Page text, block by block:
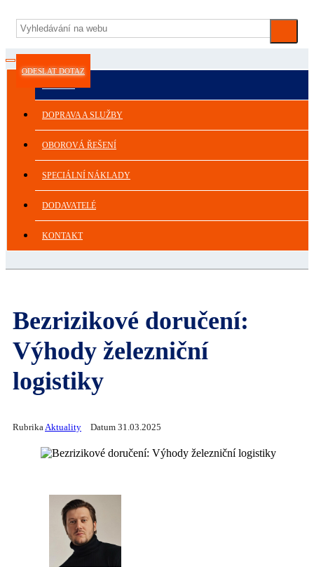
DOPRAVA A SLUŽBY
OBOROVÁ ŘEŠENÍ
SPECIÁLNÍ NÁKLADY
DODAVATELÉ
KONTAKT
ODESLAT DOTAZ
Bezrizikové doručení:
Výhody železniční
logistiky
RubrikaAktuality Datum 31.03.2025